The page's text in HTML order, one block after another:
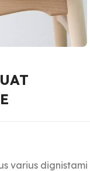
varius dignistami